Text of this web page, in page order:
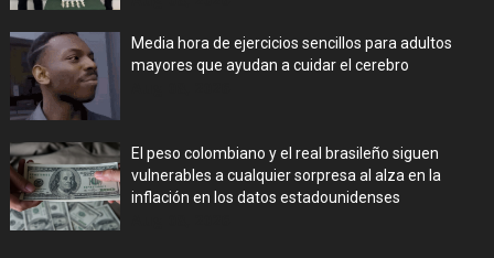
Media hora de ejercicios sencillos para adultos
mayores que ayudan a cuidar el cerebro
El peso colombiano y el real brasileño siguen
vulnerables a cualquier sorpresa al alza en la
inflación en los datos estadounidenses